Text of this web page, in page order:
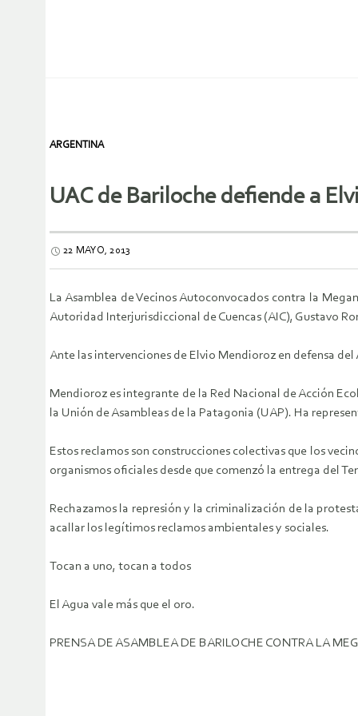
ARGENTINA
UAC de Bariloche defiende a
22 MAYO, 2013
La Asamblea de Vecinos Autoconvocados contra la
Autoridad Interjurisdiccional de Cuencas (AIC), Gustavo
Ante las intervenciones de Elvio Mendioroz en defensa
Mendioroz es integrante de la Red Nacional de Acción
la Unión de Asambleas de la Patagonia (UAP). Ha
Estos reclamos son construcciones colectivas que los
organismos oficiales desde que comenzó la entrega del
Rechazamos la represión y la criminalización de la
acallar los legítimos reclamos ambientales y sociales.
Tocan a uno, tocan a todos
El Agua vale más que el oro.
PRENSA DE ASAMBLEA DE BARILOCHE CONTRA LA